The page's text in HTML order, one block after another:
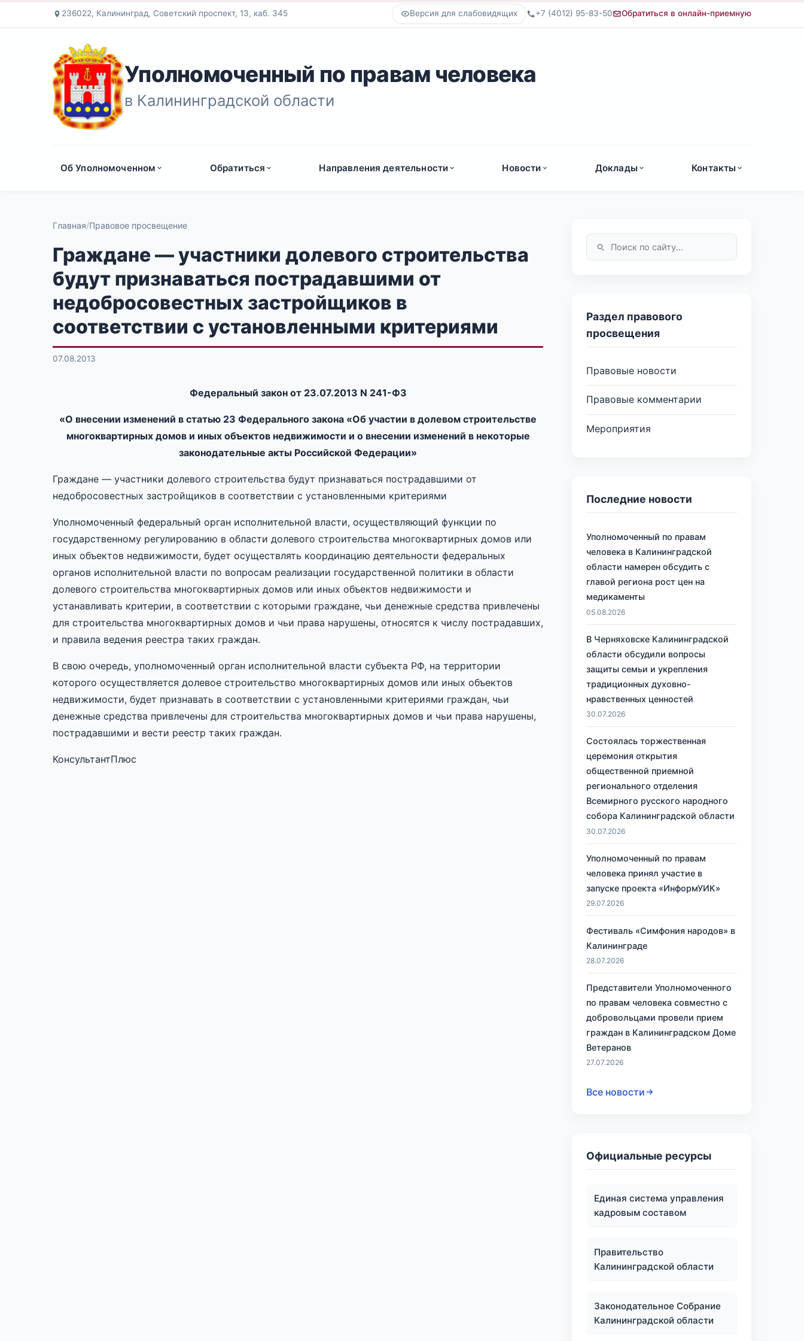
236022, Калининград, Советский проспект, 13, каб. 345 Версия для слабовидящих +7 (4012) 95-83-50 Обратиться в онлайн-приемную
Уполномоченный по правам человека
в Калининградской области
Об Уполномоченном Обратиться Направления деятельности Новости Доклады Контакты
Главная Правовое просвещение
Граждане — участники долевого строительства
будут признаваться пострадавшими от
недобросовестных застройщиков в
соответствии с установленными критериями
07.08.2013
Федеральный закон от 23.07.2013 N 241-ФЗ
«О внесении изменений в статью 23 Федерального закона «Об участии в долевом строительстве
многоквартирных домов и иных объектов недвижимости и о внесении изменений в некоторые
законодательные акты Российской Федерации»
Граждане — участники долевого строительства будут признаваться пострадавшими от
недобросовестных застройщиков в соответствии с установленными критериями
Уполномоченный федеральный орган исполнительной власти, осуществляющий функции по
государственному регулированию в области долевого строительства многоквартирных домов или
иных объектов недвижимости, будет осуществлять координацию деятельности федеральных
органов исполнительной власти по вопросам реализации государственной политики в области
долевого строительства многоквартирных домов или иных объектов недвижимости и
устанавливать критерии, в соответствии с которыми граждане, чьи денежные средства привлечены
для строительства многоквартирных домов и чьи права нарушены, относятся к числу пострадавших,
и правила ведения реестра таких граждан.
В свою очередь, уполномоченный орган исполнительной власти субъекта РФ, на территории
которого осуществляется долевое строительство многоквартирных домов или иных объектов
недвижимости, будет признавать в соответствии с установленными критериями граждан, чьи
денежные средства привлечены для строительства многоквартирных домов и чьи права нарушены,
пострадавшими и вести реестр таких граждан.
КонсультантПлюс
Раздел правового
просвещения
Правовые новости
Правовые комментарии
Мероприятия
Последние новости
Уполномоченный по правам
человека в Калининградской
области намерен обсудить с
главой региона рост цен на
медикаменты
05.08.2026
В Черняховске Калининградской
области обсудили вопросы
защиты семьи и укрепления
традиционных духовно-
нравственных ценностей
30.07.2026
Состоялась торжественная
церемония открытия
общественной приемной
регионального отделения
Всемирного русского народного
собора Калининградской области
30.07.2026
Уполномоченный по правам
человека принял участие в
запуске проекта «ИнформУИК»
29.07.2026
Фестиваль «Симфония народов» в
Калининграде
28.07.2026
Представители Уполномоченного
по правам человека совместно с
добровольцами провели прием
граждан в Калининградском Доме
Ветеранов
27.07.2026
Все новости
Официальные ресурсы
Единая система управления
кадровым составом
Правительство
Калининградской области
Законодательное Собрание
Калининградской области